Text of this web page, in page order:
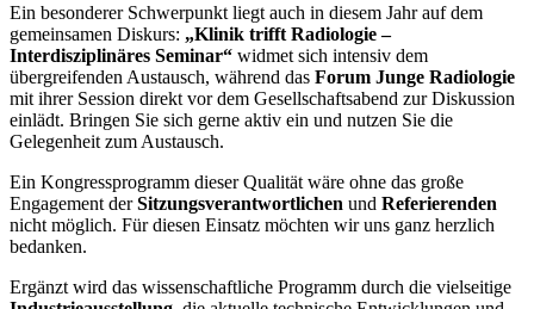
Ein besonderer Schwerpunkt liegt auch in diesem Jahr auf dem
gemeinsamen Diskurs: „Klinik trifft Radiologie –
Interdisziplinäres Seminar“ widmet sich intensiv dem
übergreifenden Austausch, während das Forum Junge Radiologie
mit ihrer Session direkt vor dem Gesellschaftsabend zur Diskussion
einlädt. Bringen Sie sich gerne aktiv ein und nutzen Sie die
Gelegenheit zum Austausch.
Ein Kongressprogramm dieser Qualität wäre ohne das große
Engagement derSitzungsverantwortlichen und Referierenden
nicht möglich. Für diesen Einsatz möchten wir uns ganz herzlich
bedanken.
Ergänzt wird das wissenschaftliche Programm durch die vielseitige